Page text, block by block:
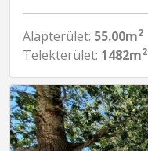
Alapterület: 55.00m2
Telekterület: 1482m2